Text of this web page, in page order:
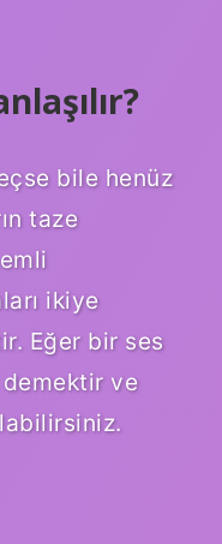
bile henüz
taze
ikiye
Eğer bir ses
ve